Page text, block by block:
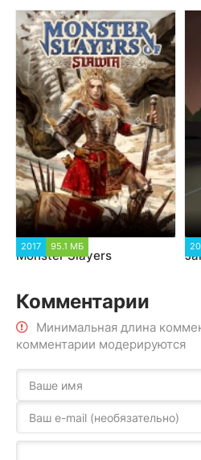
2017 95.1 МБ
Monster Slayers
Комментарии
Минимальная длина
комментарии модерируются